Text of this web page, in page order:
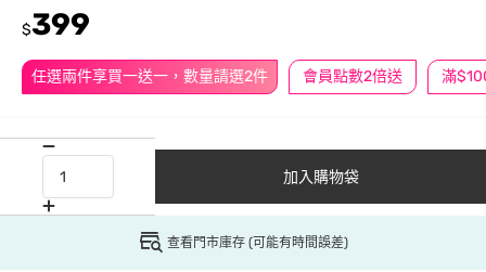
任選兩件享買一送一，數量請選2件 會員點數2倍送
$399
加入購物袋
查看門市庫存 (可能有時間誤差)